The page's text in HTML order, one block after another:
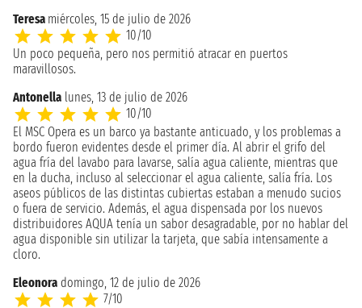
Teresa miércoles, 15 de julio de 2026
10/10
Un poco pequeña, pero nos permitió atracar en puertos
maravillosos.
Antonella lunes, 13 de julio de 2026
10/10
El MSC Opera es un barco ya bastante anticuado, y los problemas a
bordo fueron evidentes desde el primer día. Al abrir el grifo del
agua fría del lavabo para lavarse, salía agua caliente, mientras que
en la ducha, incluso al seleccionar el agua caliente, salía fría. Los
aseos públicos de las distintas cubiertas estaban a menudo sucios
o fuera de servicio. Además, el agua dispensada por los nuevos
distribuidores AQUA tenía un sabor desagradable, por no hablar del
agua disponible sin utilizar la tarjeta, que sabía intensamente a
cloro.
Eleonora domingo, 12 de julio de 2026
7/10